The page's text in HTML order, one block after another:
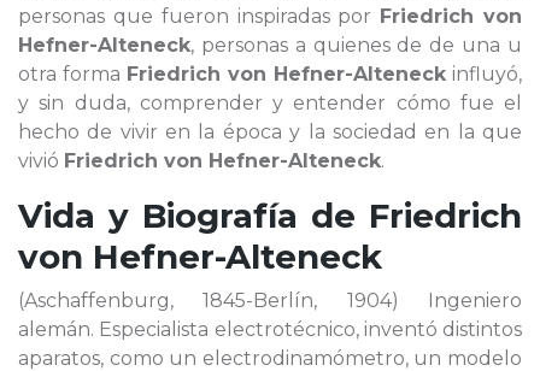
personas que fueron inspiradas por Friedrich von
Hefner-Alteneck, personas a quienes de de una u
otra forma Friedrich von Hefner-Alteneck influyó,
y sin duda, comprender y entender cómo fue el
hecho de vivir en la época y la sociedad en la que
vivió Friedrich von Hefner-Alteneck.
Vida y Biografía de Friedrich
von Hefner-Alteneck
(Aschaffenburg, 1845-Berlín, 1904) Ingeniero
alemán. Especialista electrotécnico, inventó distintos
aparatos, como un electrodinamómetro, un modelo